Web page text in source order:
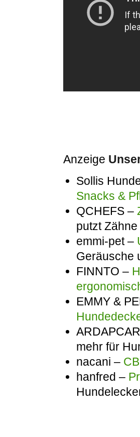
Anzeige
Sollis
Snacks &
QCHEFS –
putzt Zähne
emmi-pet –
Geräusche
FINNTO –
EMMY &
mehr für
nacani –
hanfred –